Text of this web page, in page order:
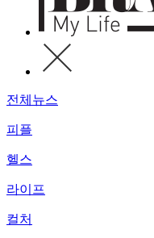
전체뉴스
피플
헬스
라이프
컬처